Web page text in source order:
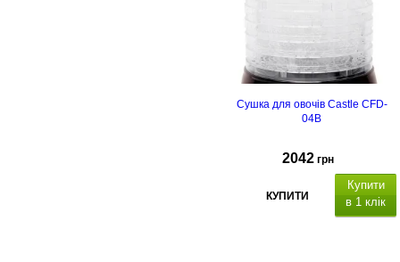
Сушка для овочів Castle CFD-
04B
2042 грн
КУПИТИ
Купити
в 1 клік